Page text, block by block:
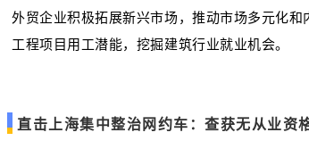
外贸企业积极拓展新兴市场，推动市场多元化
工程项目用工潜能，挖掘建筑行业就业机会。
直击上海集中整治网约车：查获无从业资